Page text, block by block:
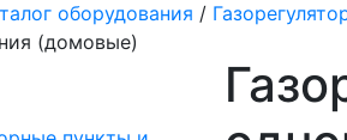
оборудования /
(домовые)